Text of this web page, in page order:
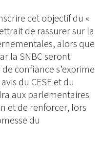
cet objectif du «
de rassurer sur la
alors que
la SNBC seront
confiance s’exprime
du CESE et du
aux parlementaires
et de renforcer, lors
du